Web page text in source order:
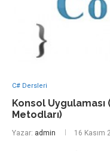
C# Dersleri
Konsol
Metodları)
Yazar: admin 16 Kasım